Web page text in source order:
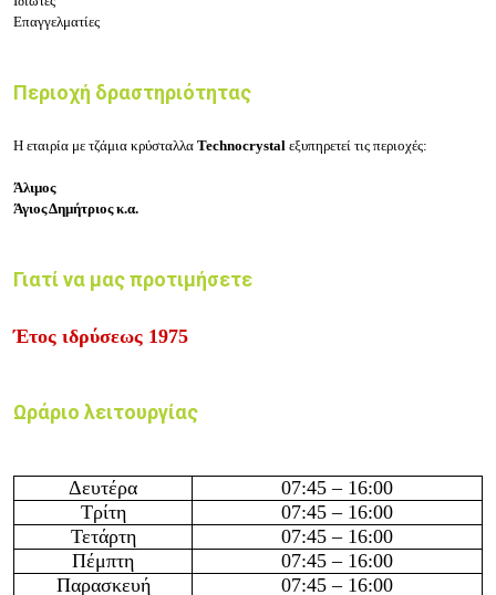
Επαγγελματίες
Περιοχή δραστηριότητας
Η εταιρία με τζάμια κρύσταλλα Technocrystal εξυπηρετεί τις περιοχές:
Άλιμος
Άγιος Δημήτριος κ.α.
Γιατί να μας προτιμήσετε
Έτος ιδρύσεως 1975
Ωράριο λειτουργίας
Δευτέρα 07:45 – 16:00
Τρίτη
07:45 – 16:00
Τετάρτη
07:45 – 16:00
Πέμπτη
07:45 – 16:00
Παρασκευή
07:45 – 16:00